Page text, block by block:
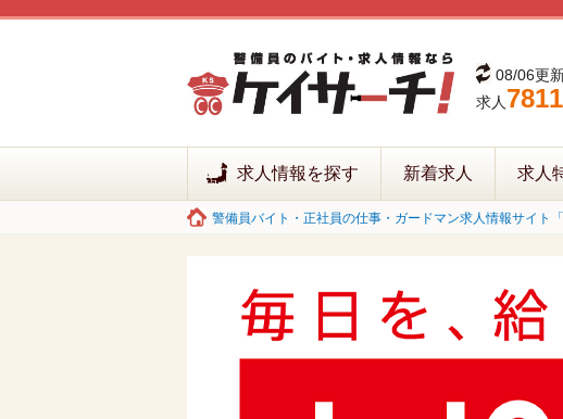
08/06更
求人 7811
求人情報を探す 新着求人 求人
警備員バイト・正社員の仕事・ガードマン求人情報サイト